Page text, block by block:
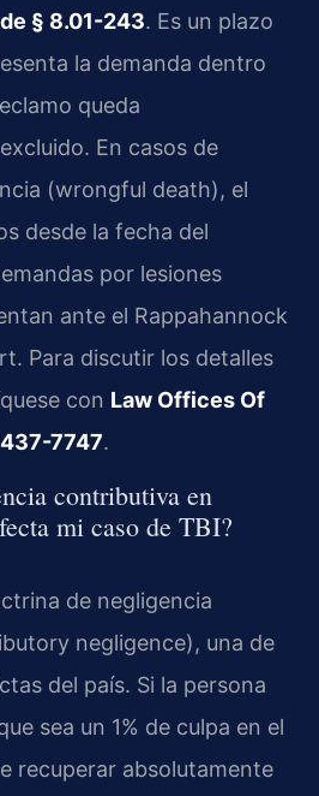
§ 8.01-243. Es un plazo
la demanda dentro
queda
En casos de
(wrongful death), el
desde la fecha del
por lesiones
ante el Rappahannock
Para discutir los detalles
con Law Offices Of
7747.
contributiva en
mi caso de TBI?
de negligencia
negligence), una de
del país. Si la persona
sea un 1% de culpa en el
recuperar absolutamente